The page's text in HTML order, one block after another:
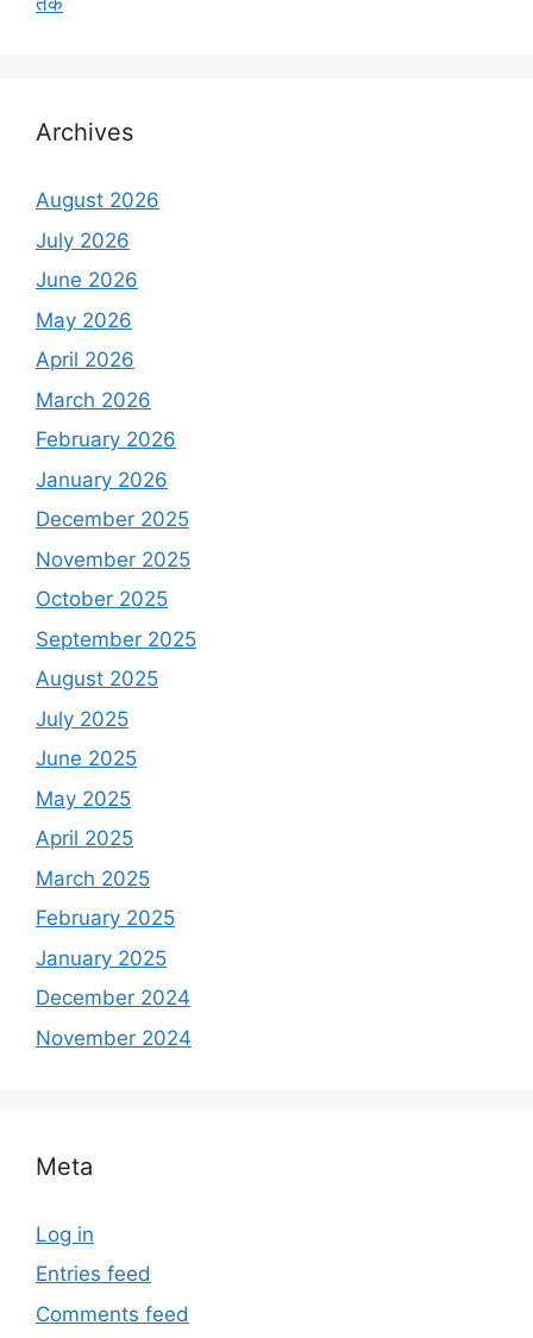
Archives
August 2026
July 2026
June 2026
May 2026
April 2026
March 2026
February 2026
January 2026
December 2025
November 2025
October 2025
September 2025
August 2025
July 2025
June 2025
May 2025
April 2025
March 2025
February 2025
January 2025
December 2024
November 2024
Meta
Log in
Entries feed
Comments feed